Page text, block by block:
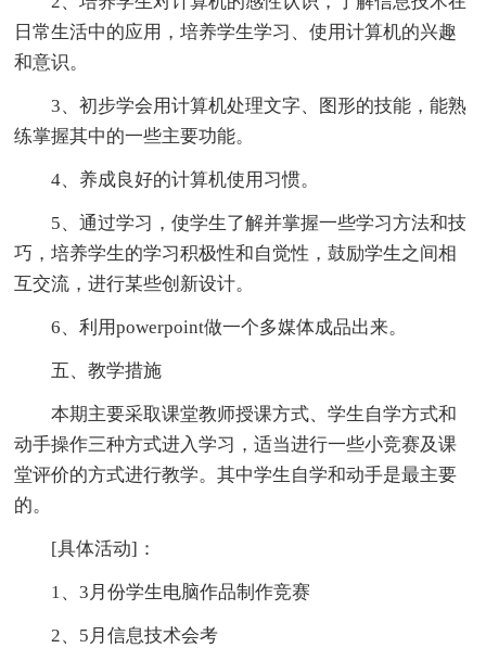
日常生活中的应用，培养学生学习、使用计算机的兴趣
和意识。
3、初步学会用计算机处理文字、图形的技能，能熟
练掌握其中的一些主要功能。
4、养成良好的计算机使用习惯。
5、通过学习，使学生了解并掌握一些学习方法和技
巧，培养学生的学习积极性和自觉性，鼓励学生之间相
互交流，进行某些创新设计。
6、利用powerpoint做一个多媒体成品出来。
五、教学措施
本期主要采取课堂教师授课方式、学生自学方式和
动手操作三种方式进入学习，适当进行一些小竞赛及课
堂评价的方式进行教学。其中学生自学和动手是最主要
的。
[具体活动]：
1、3月份学生电脑作品制作竞赛
2、5月信息技术会考